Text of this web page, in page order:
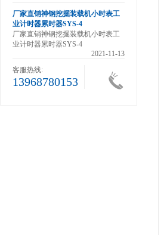
厂家直销神钢挖掘装载机小时表工
业计时器累时器SYS-4
厂家直销神钢挖掘装载机小时表工
业计时器累时器SYS-4
2021-11-13
客服热线:
13968780153